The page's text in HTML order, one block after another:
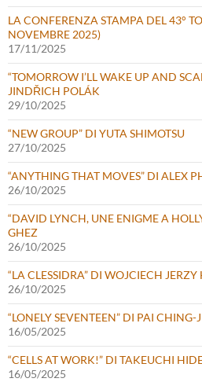
LA CONFERENZA STAMPA DEL 43°
NOVEMBRE 2025)
17/11/2025
“TOMORROW I’LL WAKE UP AND
JINDŘICH POLÁK
29/10/2025
“NEW GROUP” DI YUTA SHIMOTSU
27/10/2025
“ANYTHING THAT MOVES” DI ALEX
26/10/2025
“DAVID LYNCH, UNE ENIGME A
GHEZ
26/10/2025
“LA CLESSIDRA” DI WOJCIECH JERZY
26/10/2025
“LONELY SEVENTEEN” DI PAI CHING-
16/05/2025
“CELLS AT WORK!” DI TAKEUCHI
16/05/2025